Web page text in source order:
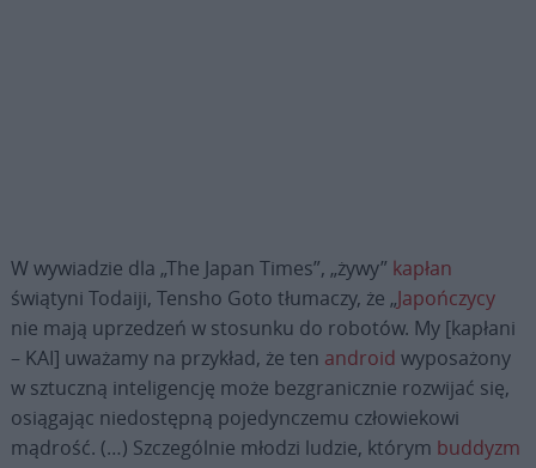
W wywiadzie dla „The Japan Times”, „żywy” kapłan
świątyni Todaiji, Tensho Goto tłumaczy, że „Japończycy
nie mają uprzedzeń w stosunku do robotów. My [kapłani
– KAI] uważamy na przykład, że ten android wyposażony
w sztuczną inteligencję może bezgranicznie rozwijać się,
osiągając niedostępną pojedynczemu człowiekowi
mądrość. (…) Szczególnie młodzi ludzie, którym buddyzm